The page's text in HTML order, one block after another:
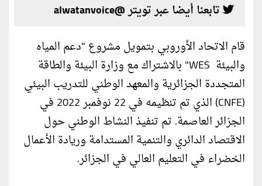
تابعنا أيضا عبر تويتر @alwatanvoice
قام الاتحاد الأوروبي بتمويل مشروع "دعم المياه
والبيئة WES" بالاشتراك مع وزارة البيئة والطاقة
المتجددة الجزائرية والمعهد الوطني للتدريب البيئي
(CNFE) الذي تم تنظيمه في 22 نوفمبر 2022 في
الجزائر العاصمة. تم تنفيذ النشاط الوطني حول
الاقتصاد الدائري والتنمية المستدامة وريادة الأعمال
الخضراء في التعليم العالي في الجزائر.